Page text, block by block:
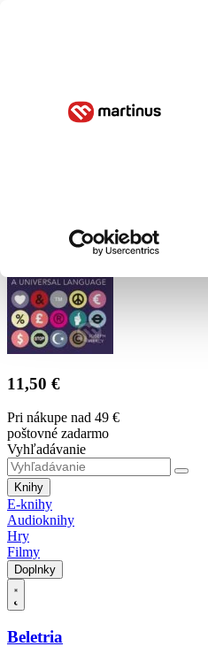
11,50 €
Pri nákupe nad 49 €
poštovné zadarmo
Vyhľadávanie
Knihy
E-knihy
Audioknihy
Hry
Filmy
Doplnky
Beletria